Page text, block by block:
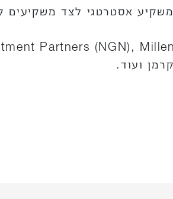
אסטרטגי לצד משקיעים
Partners (NGN),